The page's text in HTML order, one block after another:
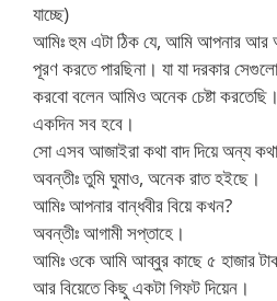
যাচ্ছে)
আমিঃ হুম এটা ঠিক যে, আমি আপনার আর
পূরণ করতে পারছিনা। যা যা দরকার
করবো বলেন আমিও অনেক চেষ্টা
একদিন সব হবে।
সো এসব আজাইরা কথা বাদ দিয়ে অন্য
অবন্তীঃ তুমি ঘুমাও, অনেক রাত হইছে।
আমিঃ আপনার বান্ধবীর বিয়ে কখন?
অবন্তীঃ আগামী সপ্তাহে।
আমিঃ ওকে আমি আব্বুর কাছে ৫ হাজার
আর বিয়েতে কিছু একটা গিফট দিয়েন।